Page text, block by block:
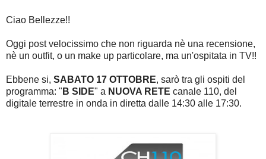
Ciao Bellezze!!
Oggi post velocissimo che non riguarda nè una recensione,
nè un outfit, o un make up particolare, ma un'ospitata in TV!!
Ebbene si, SABATO 17 OTTOBRE, sarò tra gli ospiti del
programma: " B SIDE" a NUOVA RETE canale 110, del
digitale terrestre in onda in diretta dalle 14:30 alle 17:30.